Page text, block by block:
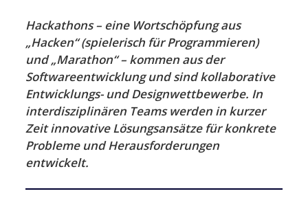
Hackathons – eine Wortschöpfung aus
„Hacken“ (spielerisch für Programmieren)
und „Marathon“ – kommen aus der
Softwareentwicklung und sind kollaborative
Entwicklungs- und Designwettbewerbe. In
interdisziplinären Teams werden in kurzer
Zeit innovative Lösungsansätze für konkrete
Probleme und Herausforderungen
entwickelt.